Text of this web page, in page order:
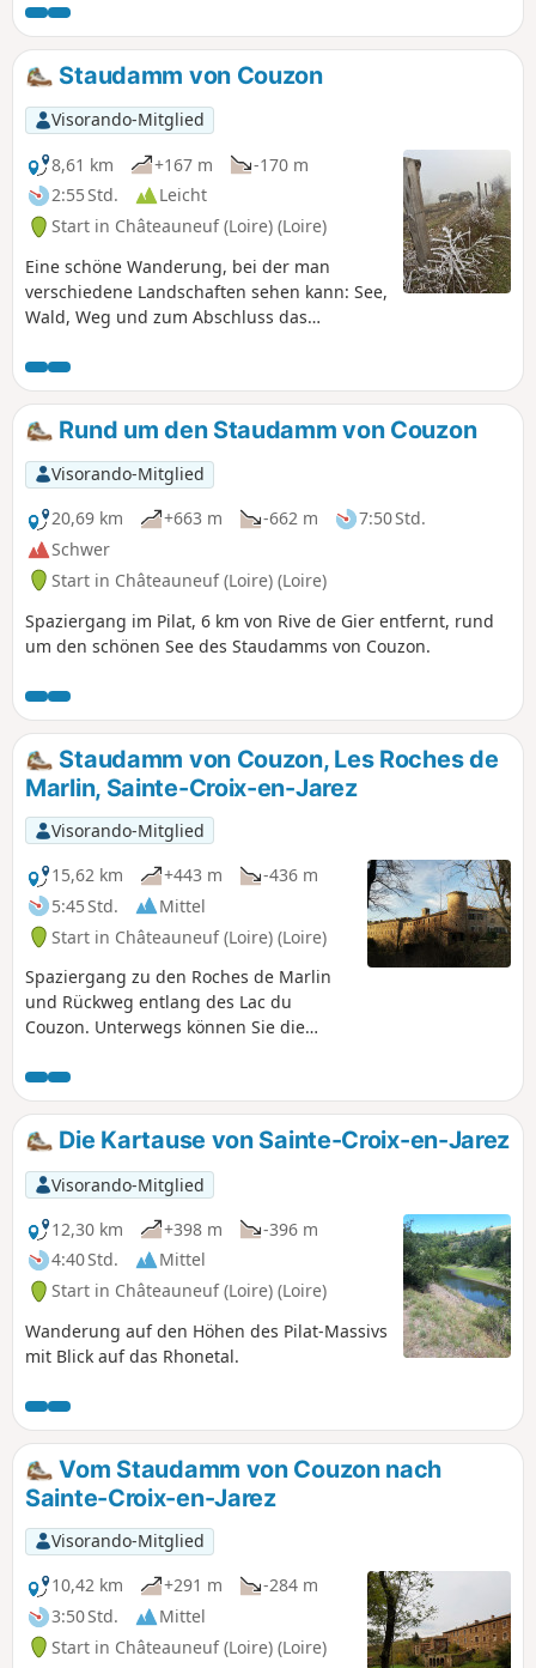
die alten Laubengänge und versteckten
Innenhöfe sowie die ländlichen Obstgärten, die
Nähe zum Teich, weitere Gemeinschaftsgärten,
den schattigen Aufstieg des Chemin de la Taille
Meule und die alten Straßen bewundern.
Entdecken Sie zum Abschluss das historische
Zentrum rund um die Kirche. Wenn Sie gerne
Rätsel lösen, suchen Sie doch die drei Türen.
Staudamm von Couzon
Visorando-Mitglied
8,61 km
+167 m
-170 m
2:55 Std.
Leicht
Start in Châteauneuf (Loire) (Loire)
Eine schöne Wanderung, bei der man
verschiedene Landschaften sehen kann: See,
Wald, Weg und zum Abschluss das
Aquädukt überquert. Diese Wanderung ist
eine kürzere Variante in umgekehrter
Richtung der Wanderung, die ich auf dieser
Website gefunden habe und die „Autour du
Barrage de Couzon” heißt.
Rund um den Staudamm von Couzon
Visorando-Mitglied
20,69 km
+663 m -662 m
7:50 Std.
Schwer
Start in Châteauneuf (Loire) (Loire)
Spaziergang im Pilat, 6 km von Rive de Gier entfernt, rund
um den schönen See des Staudamms von Couzon.
Staudamm von Couzon, Les Roches de
Marlin, Sainte-Croix-en-Jarez
Visorando-Mitglied
15,62 km
+443 m
-436 m
5:45 Std.
Mittel
Start in Châteauneuf (Loire) (Loire)
Spaziergang zu den Roches de Marlin
und Rückweg entlang des Lac du
Couzon. Unterwegs können Sie die
Jarez besichtigen.
Die Kartause von Sainte-Croix-en-Jarez
Visorando-Mitglied
12,30 km
+398 m
-396 m
4:40 Std.
Mittel
Start in Châteauneuf (Loire) (Loire)
Wanderung auf den Höhen des Pilat-Massivs
mit Blick auf das Rhonetal.
Vom Staudamm von Couzon nach
Sainte-Croix-en-Jarez
Visorando-Mitglied
10,42 km
+291 m
-284 m
3:50 Std.
Mittel
Start in Châteauneuf (Loire) (Loire)